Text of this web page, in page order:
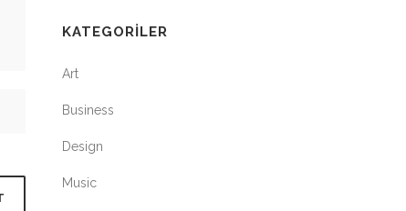
KATEGORILER
Art
Business
Design
Music